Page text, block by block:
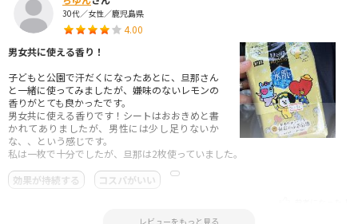
30代／女性／鹿児島県
4.00
男女共に使える香り！
子どもと公園で汗だくになったあとに、旦那さん
と一緒に使ってみましたが、嫌味のないレモンの
香りがとても良かったです。
男女共に使える香りです！シートはおおきめと書
かれてありましたが、男性には少し足りないか
な、、という感じです。
私は一枚で十分でしたが、旦那は2枚使っていました。
効果が持続する
コスパがいい
レビューをもっと見る